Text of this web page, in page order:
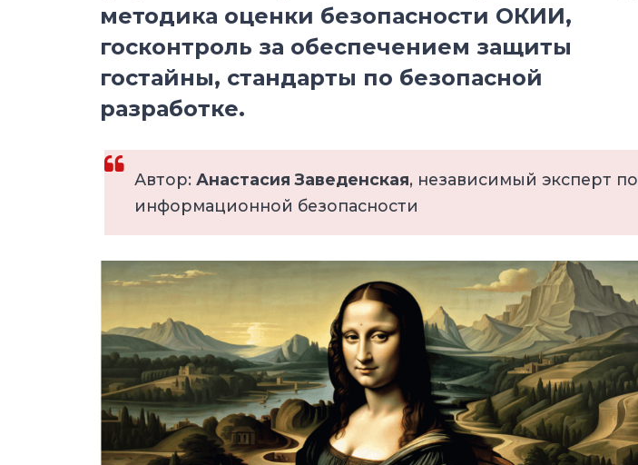
методика оценки безопасности ОКИИ,
госконтроль за обеспечением защиты
гостайны, стандарты по безопасной
разработке.
Автор: Анастасия Заведенская, независимый эксперт по
информационной безопасности